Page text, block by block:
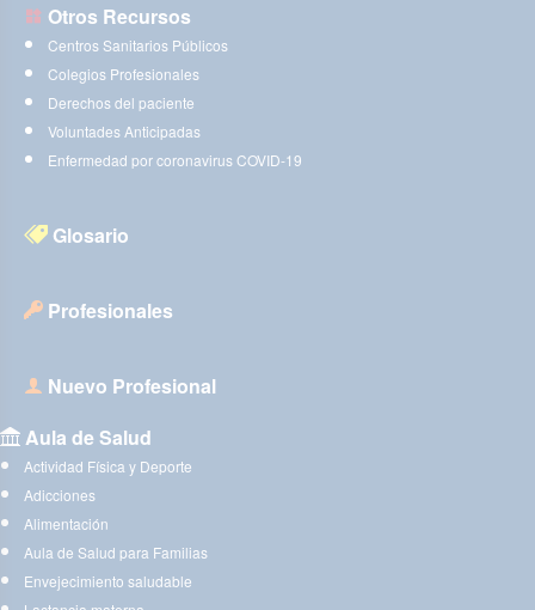
Otros Recursos
Centros Sanitarios Públicos
Colegios Profesionales
Derechos del paciente
Voluntades Anticipadas
Enfermedad por coronavirus COVID-19
Glosario
Profesionales
Nuevo Profesional
Aula de Salud
Actividad Física y Deporte
Adicciones
Alimentación
Aula de Salud para Familias
Envejecimiento saludable